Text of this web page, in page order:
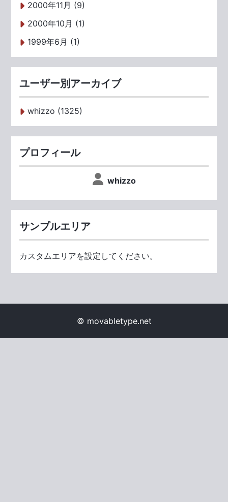
2000年11月 (9)
2000年10月 (1)
1999年6月 (1)
ユーザー別アーカイブ
whizzo (1325)
プロフィール
whizzo
サンプルエリア
カスタムエリアを設定してください。
© movabletype.net